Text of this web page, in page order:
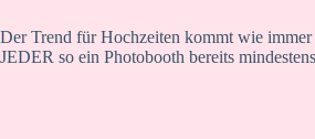
Der Trend für Hochzeiten kommt wie
JEDER so ein Photobooth bereits